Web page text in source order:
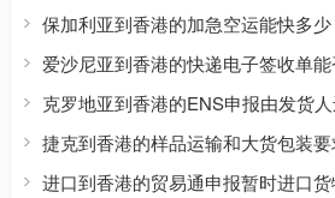
保加利亚到香港的加急空运能快多少
爱沙尼亚到香港的快递电子签收单
克罗地亚到香港的ENS申报由发货
捷克到香港的样品运输和大货包装
进口到香港的贸易通申报暂时进口